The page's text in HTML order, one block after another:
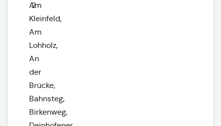
2
Am
Kleinfeld,
Am
Lohholz,
An
der
Brücke,
Bahnsteg,
Birkenweg,